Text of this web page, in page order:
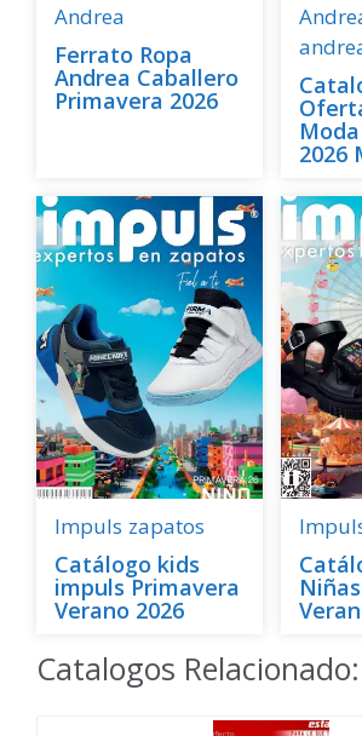
Andrea
Ferrato Ropa
Andrea Caballero
Primavera 2026
2026
Impuls zapatos
Catálogo kids
impuls Primavera
Verano 2026
Catalogos Relacionado: